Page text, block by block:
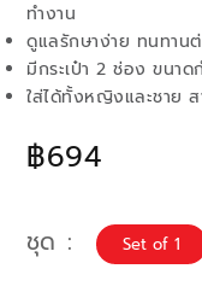
฿694
ทำงาน
ดูแลรักษาง่าย ทนทาน
มีกระเป๋า 2 ช่อง ขนา
ใส่ได้ทั้งหญิงและชาย
ชุด Set of 1